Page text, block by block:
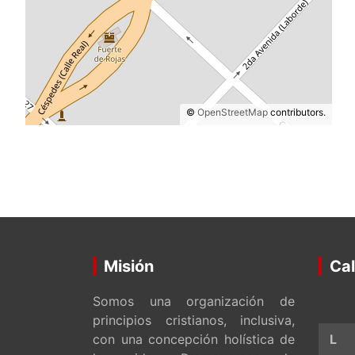
© OpenStreetMapcontributors.
Misión
Somos una organización de
principios cristianos, inclusiva,
con una concepción holística de
L